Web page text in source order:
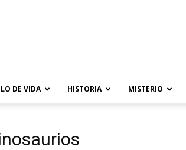
DE VIDA HISTORIA MISTERIO